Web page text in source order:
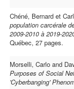
Chéné, Bernard et
population carcérale
2009-2010 à 2019-
Québec, 27 pages.
Morselli, Carlo and
Purposes of Social
'Cyberbanging'